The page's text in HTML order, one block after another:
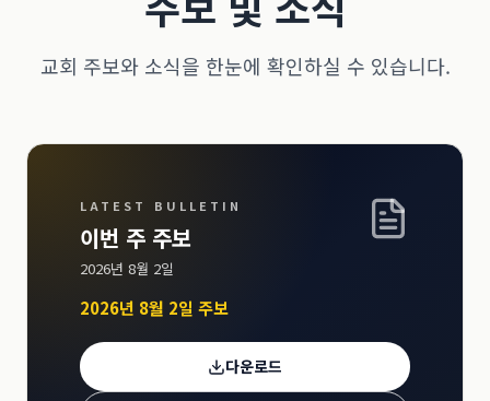
교회 주보와 소식을 한눈에 확인하실 수 있습니다.
LATEST BULLETIN
이번 주 주보
2026년 8월 2일
2026년 8월 2일 주보
다운로드